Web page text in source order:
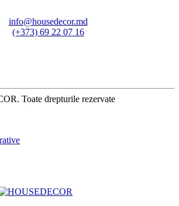
info@housedecor.md
(+373) 69 22 07 16
Toate drepturile rezervate